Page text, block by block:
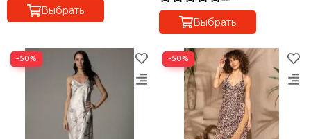
Выбрать
Выбрать
−50% −50%